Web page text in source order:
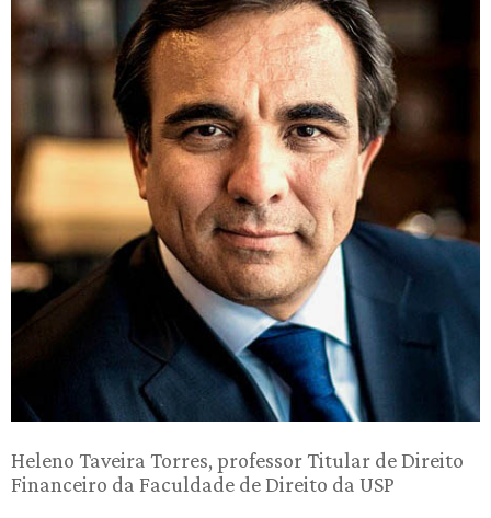
Heleno Taveira Torres, professor Titular de Direito
Financeiro da Faculdade de Direito da USP